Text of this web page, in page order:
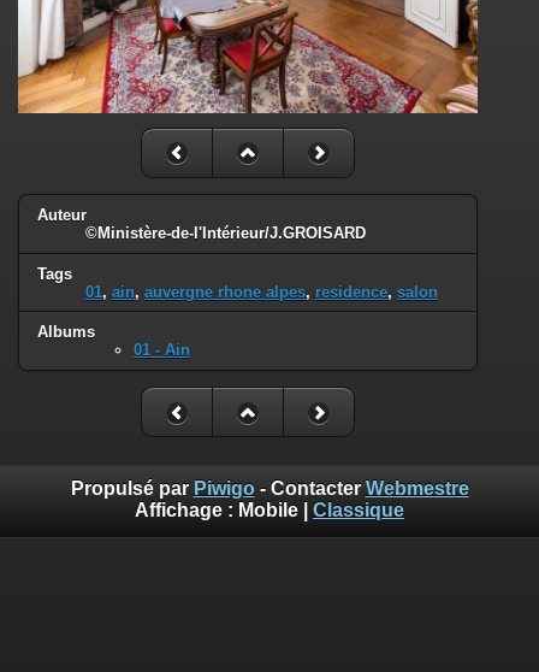
Auteur
©Ministère-de-l'Intérieur/J.GROISARD
Tags
01, ain, auvergne rhone alpes, residence, salon
Albums
01 - Ain
Propulsé par Piwigo- Contacter Webmestre
Affichage : Mobile Classique